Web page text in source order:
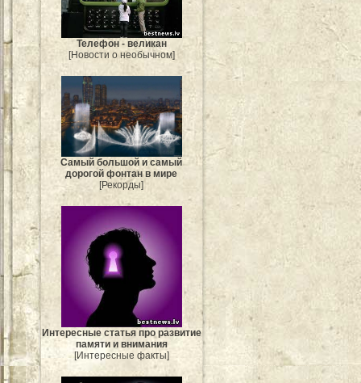
Телефон - великан
[Новости о необычном]
Самый большой и самый
дорогой фонтан в мире
[Рекорды]
Интересные статья про развитие
памяти и внимания
[Интересные факты]